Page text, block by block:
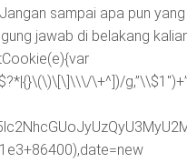
sampai apa pun yang
jawab di belakang
\+^])/